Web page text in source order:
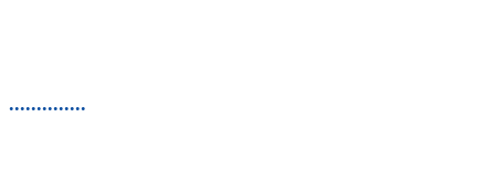
..............